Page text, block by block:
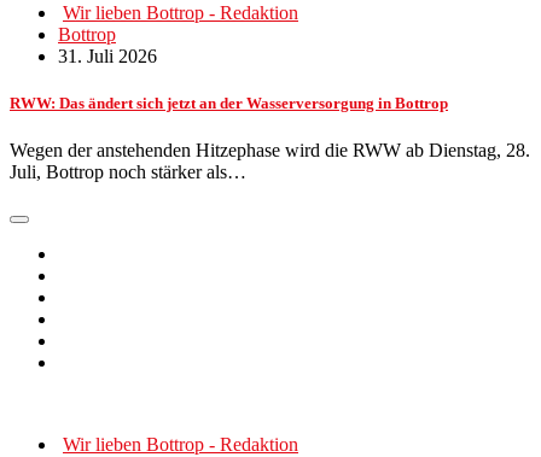
Wir lieben Bottrop - Redaktion
Bottrop
31. Juli 2026
RWW: Das ändert sich jetzt an der Wasserversorgung in Bottrop
Wegen der anstehenden Hitzephase wird die RWW ab Dienstag, 28.
Juli, Bottrop noch stärker als…
Wir lieben Bottrop - Redaktion